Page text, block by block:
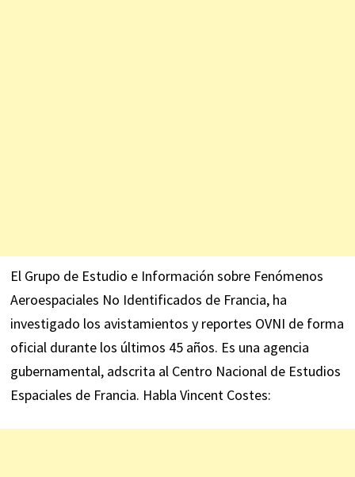
El Grupo de Estudio e Información sobre Fenómenos
Aeroespaciales No Identificados de Francia, ha
investigado los avistamientos y reportes OVNI de forma
oficial durante los últimos 45 años. Es una agencia
gubernamental, adscrita al Centro Nacional de Estudios
Espaciales de Francia. Habla Vincent Costes: